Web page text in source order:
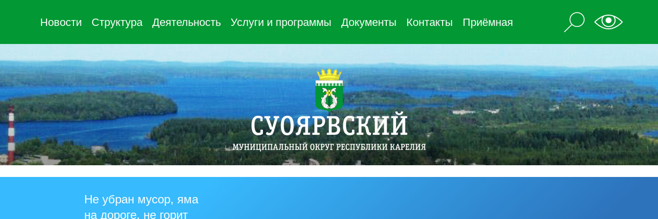
Новости Структура Деятельность Услуги и программы Документы Контакты Приёмная
Не убран мусор, яма
на дороге, не горит